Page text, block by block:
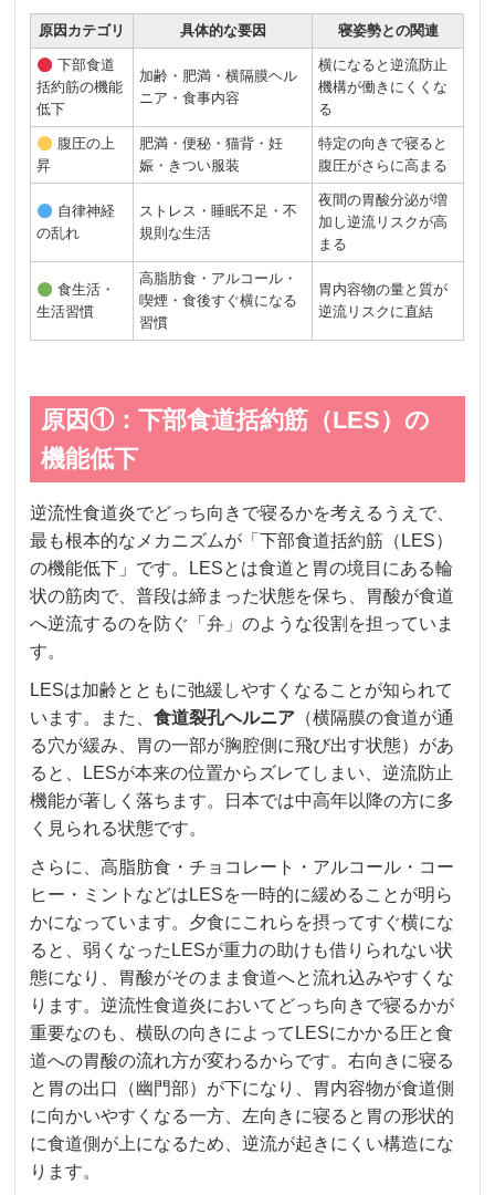
原因カテゴリ 具体的な要因 寝姿勢との関連
下部食道
括約筋の機能
低下
加齢・肥満・横隔膜ヘル
ニア・食事内容
横になると逆流防止
機構が働きにくくな
る
腹圧の上
昇
肥満・便秘・猫背・妊
娠・きつい服装
特定の向きで寝ると
腹圧がさらに高まる
自律神経
の乱れ
ストレス・睡眠不足・不
規則な生活
夜間の胃酸分泌が増
加し逆流リスクが高
まる
食生活・
生活習慣
高脂肪食・アルコール・
喫煙・食後すぐ横になる
習慣
胃内容物の量と質が
逆流リスクに直結
原因①：下部食道括約筋（LES）の
機能低下
逆流性食道炎でどっち向きで寝るかを考えるうえで、
最も根本的なメカニズムが「下部食道括約筋（LES）
の機能低下」です。LESとは食道と胃の境目にある輪
状の筋肉で、普段は締まった状態を保ち、胃酸が食道
へ逆流するのを防ぐ「弁」のような役割を担っていま
す。
LESは加齢とともに弛緩しやすくなることが知られて
います。また、食道裂孔ヘルニア （横隔膜の食道が通
る穴が緩み、胃の一部が胸腔側に飛び出す状態）があ
ると、LESが本来の位置からズレてしまい、逆流防止
機能が著しく落ちます。日本では中高年以降の方に多
く見られる状態です。
さらに、高脂肪食・チョコレート・アルコール・コー
ヒー・ミントなどはLESを一時的に緩めることが明ら
かになっています。夕食にこれらを摂ってすぐ横にな
ると、弱くなったLESが重力の助けも借りられない状
態になり、胃酸がそのまま食道へと流れ込みやすくな
ります。逆流性食道炎においてどっち向きで寝るかが
重要なのも、横臥の向きによってLESにかかる圧と食
道への胃酸の流れ方が変わるからです。右向きに寝る
と胃の出口（幽門部）が下になり、胃内容物が食道側
に向かいやすくなる一方、左向きに寝ると胃の形状的
に食道側が上になるため、逆流が起きにくい構造にな
ります。